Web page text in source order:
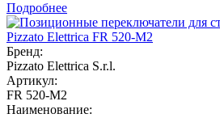
Подробнее
Бренд:
Pizzato Elettrica S.r.l.
Артикул:
FR 520-M2
Наименование: